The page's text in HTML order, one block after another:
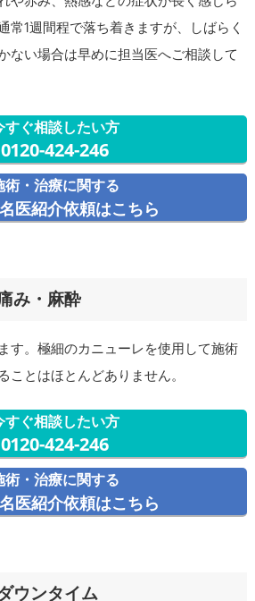
常1週間程で落ち着きますが、しばらく
ない場合は早めに担当医へご相談して
すぐ相談したい方
0120-424-246
術・治療に関する
医紹介依頼はこちら
み・麻酔
す。極細のカニューレを使用して施術
ことはほとんどありません。
すぐ相談したい方
0120-424-246
術・治療に関する
医紹介依頼はこちら
ウンタイム